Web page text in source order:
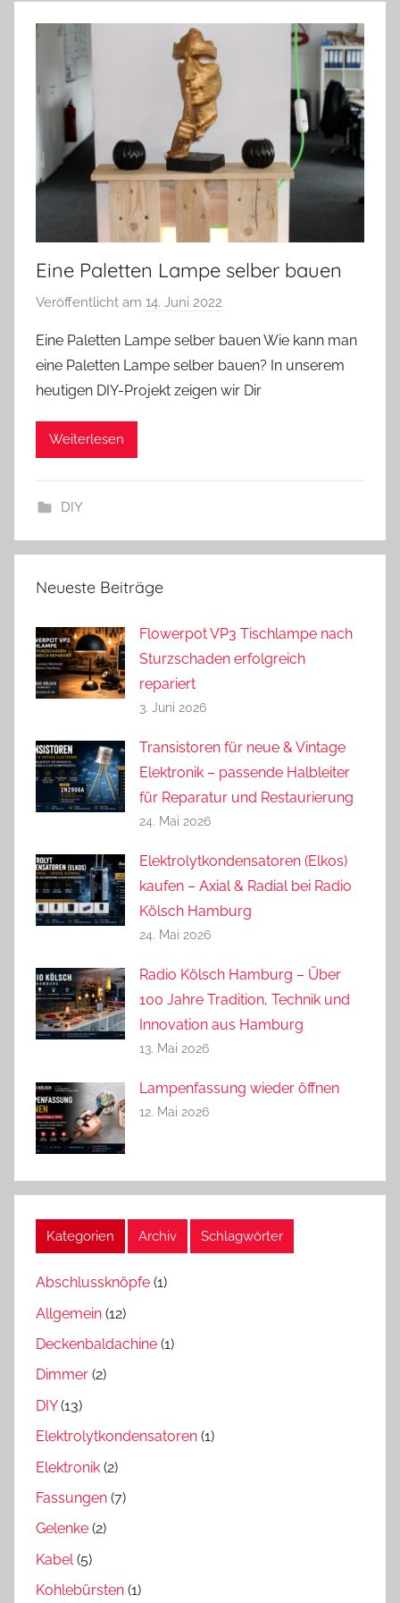
Eine Paletten Lampe selber bauen
Veröffentlicht am 14. Juni 2022
n
A
n
Eine Paletten Lampe selber bauen Wie kann man
eine Paletten Lampe selber bauen? In unserem
heutigen DIY-Projekt zeigen wir Dir
Weiterlesen
DIY
Neueste Beiträge
Flowerpot VP3 Tischlampe nach
Sturzschaden erfolgreich
repariert
3. Juni 2026
Transistoren für neue & Vintage
Elektronik – passende Halbleiter
für Reparatur und Restaurierung
24. Mai 2026
Elektrolytkondensatoren (Elkos)
kaufen – Axial & Radial bei Radio
Kölsch Hamburg
24. Mai 2026
Radio Kölsch Hamburg – Über
100 Jahre Tradition, Technik und
Innovation aus Hamburg
13. Mai 2026
Lampenfassung wieder öffnen
12. Mai 2026
Kategorien Archiv Schlagwörter
Abschlussknöpfe (1)
Allgemein (12)
Deckenbaldachine (1)
Dimmer (2)
DIY(13)
Elektrolytkondensatoren (1)
Elektronik (2)
Fassungen (7)
Gelenke (2)
Kabel (5)
Kohlebürsten (1)